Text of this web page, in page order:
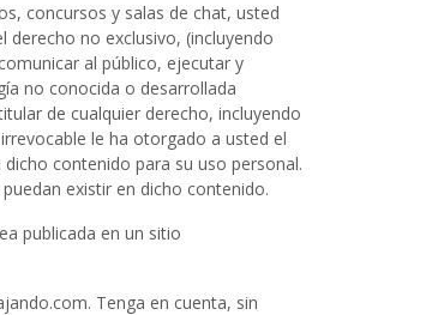
concursos y salas de chat, usted
derecho no exclusivo, (incluyendo
al público, ejecutar y
no conocida o desarrollada
de cualquier derecho, incluyendo
le ha otorgado a usted el
contenido para su uso personal.
existir en dicho contenido.
publicada en un sitio
Tenga en cuenta, sin